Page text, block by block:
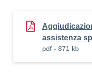
assistenza
pdf - 871 kb